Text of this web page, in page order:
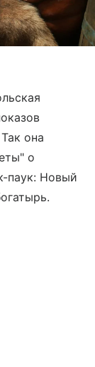
она
о
паук: Новый